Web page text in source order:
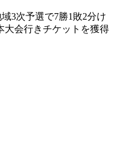
3次予選で7勝1敗2分け
大会行きチケットを獲得